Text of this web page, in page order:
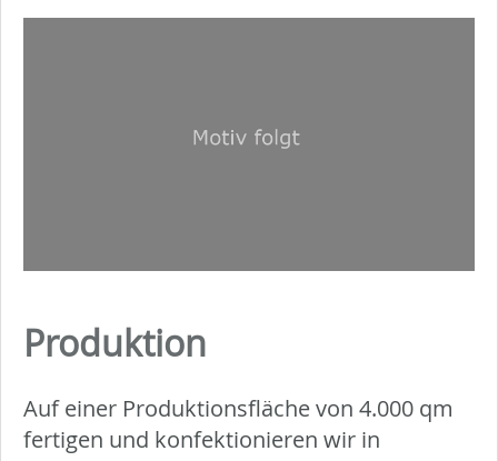
Produktion
Auf einer Produktionsfläche von 4.000 qm
fertigen und konfektionieren wir in